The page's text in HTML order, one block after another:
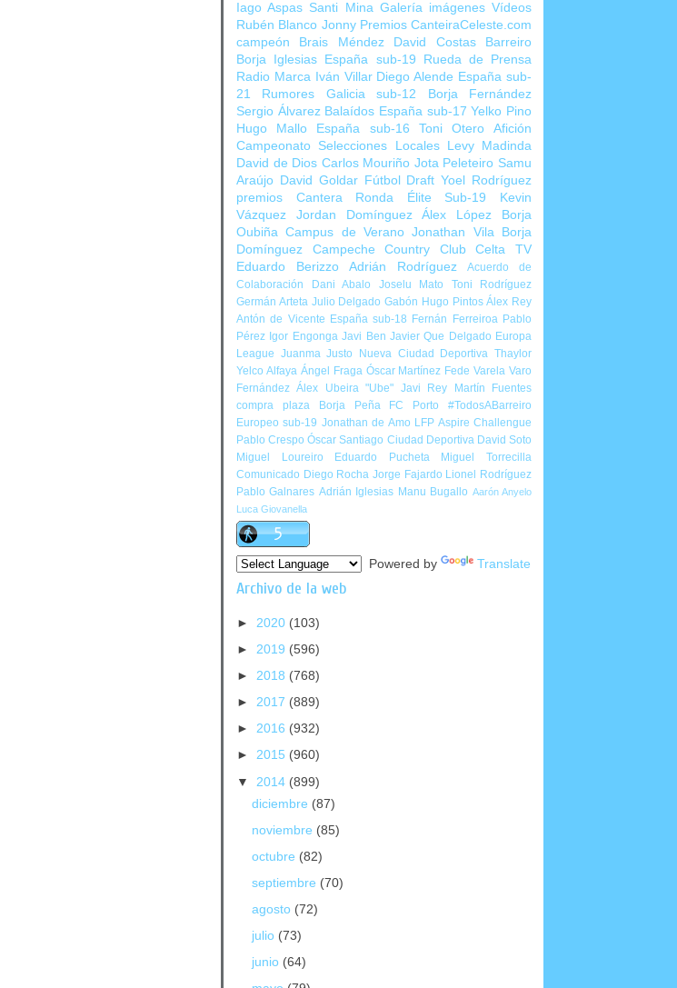
Iago Aspas Santi Mina Galería imágenes Vídeos
Rubén Blanco Jonny Premios CanteiraCeleste.com
campeón
Brais Méndez David Costas
Barreiro
Borja Iglesias
España sub-19
Rueda de Prensa
Radio Marca
Iván Villar Diego Alende España sub-
21
Rumores Galicia sub-12
Borja Fernández
Sergio Álvarez Balaídos España sub-17 Yelko Pino
Hugo Mallo
España sub-16 Toni Otero
Afición
Campeonato Selecciones Locales
Levy Madinda
David de Dios Carlos Mouriño Jota Peleteiro Samu
Araújo David Goldar Fútbol Draft Yoel Rodríguez
premios Cantera
Ronda Élite Sub-19
Kevin
Vázquez
Jordan Domínguez Álex López
Borja
Oubiña Campus de Verano Jonathan Vila
Borja
Domínguez
Campeche Country Club
Celta TV
Eduardo Berizzo
Adrián Rodríguez
Acuerdo de
Colaboración
Dani Abalo Joselu Mato
Toni Rodríguez
Germán Arteta Julio Delgado Gabón Hugo Pintos Álex Rey
Antón de Vicente España sub-18 Fernán Ferreiroa Pablo
Pérez Igor Engonga Javi Ben Javier Que Delgado Europa
League Juanma Justo Nueva Ciudad Deportiva Thaylor
Yelco Alfaya Ángel Fraga Óscar Martínez Fede Varela Varo
Fernández Álex Ubeira "Ube" Javi Rey
Martín Fuentes
compra plaza
Borja Peña FC Porto
#TodosABarreiro
Europeo sub-19 Jonathan de Amo LFP Aspire Challengue
Pablo Crespo Óscar Santiago Ciudad Deportiva David Soto
Miguel Loureiro
Eduardo Pucheta
Miguel Torrecilla
Comunicado Diego Rocha Jorge Fajardo Lionel Rodríguez
Pablo Galnares Adrián Iglesias Manu Bugallo Aarón Anyelo
Luca Giovanella
Powered by Translate
Archivo de la web
► 2020 (103)
► 2019 (596)
► 2018 (768)
► 2017 (889)
► 2016 (932)
► 2015 (960)
▼ 2014 (899)
diciembre (87)
noviembre (85)
octubre (82)
septiembre (70)
agosto (72)
julio (73)
junio (64)